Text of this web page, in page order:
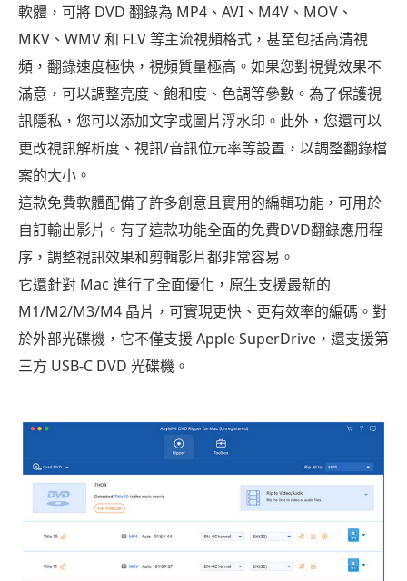
對於 Windows
免費下載
對於 macOS
軟體，可將 DVD 翻錄為 MP4、AVI、M4V、MOV、
MKV、WMV 和 FLV 等主流視頻格式，甚至包括高清視
頻，翻錄速度極快，視頻質量極高。如果您對視覺效果不
滿意，可以調整亮度、飽和度、色調等參數。為了保護視
訊隱私，您可以添加文字或圖片浮水印。此外，您還可以
更改視訊解析度、視訊/音訊位元率等設置，以調整翻錄檔
案的大小。
這款免費軟體配備了許多創意且實用的編輯功能，可用於
自訂輸出影片。有了這款功能全面的免費DVD翻錄應用程
序，調整視訊效果和剪輯影片都非常容易。
它還針對 Mac 進行了全面優化，原生支援最新的
M1/M2/M3/M4 晶片，可實現更快、更有效率的編碼。對
於外部光碟機，它不僅支援 Apple SuperDrive，還支援第
三方 USB-C DVD 光碟機。